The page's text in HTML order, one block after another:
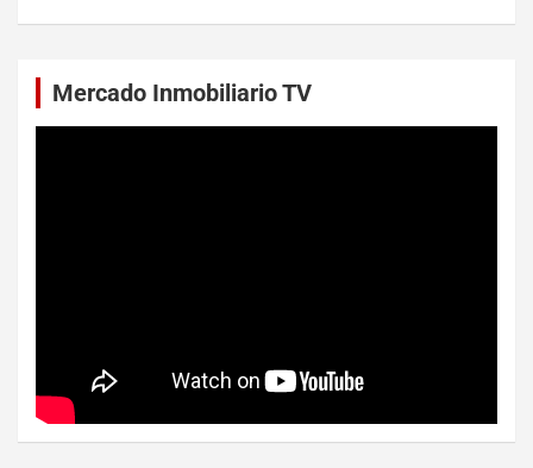
Mercado Inmobiliario TV